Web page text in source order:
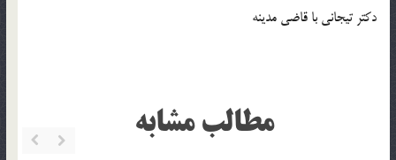
دكتر تيجاني با قاضي مدينه
مطالب مشابه